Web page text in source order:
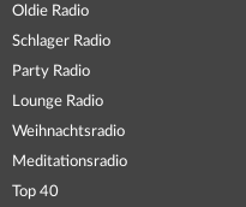
Oldie Radio
Schlager Radio
Party Radio
Lounge Radio
Weihnachtsradio
Meditationsradio
Top 40